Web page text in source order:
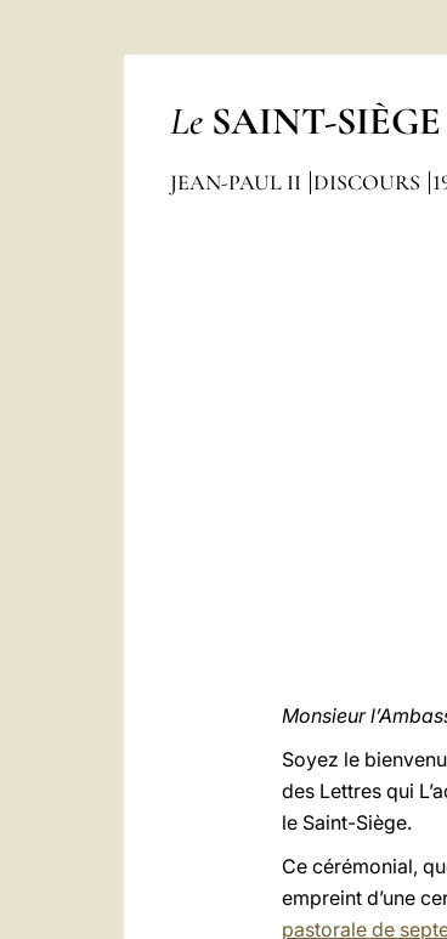
Le SAINT-SIÈGE
JEAN-PAUL II DISCOURS
Monsieur
Soyez le
des Lettres qui
le Saint-Siège.
Ce cérémonial,
empreint d’une
pastorale de